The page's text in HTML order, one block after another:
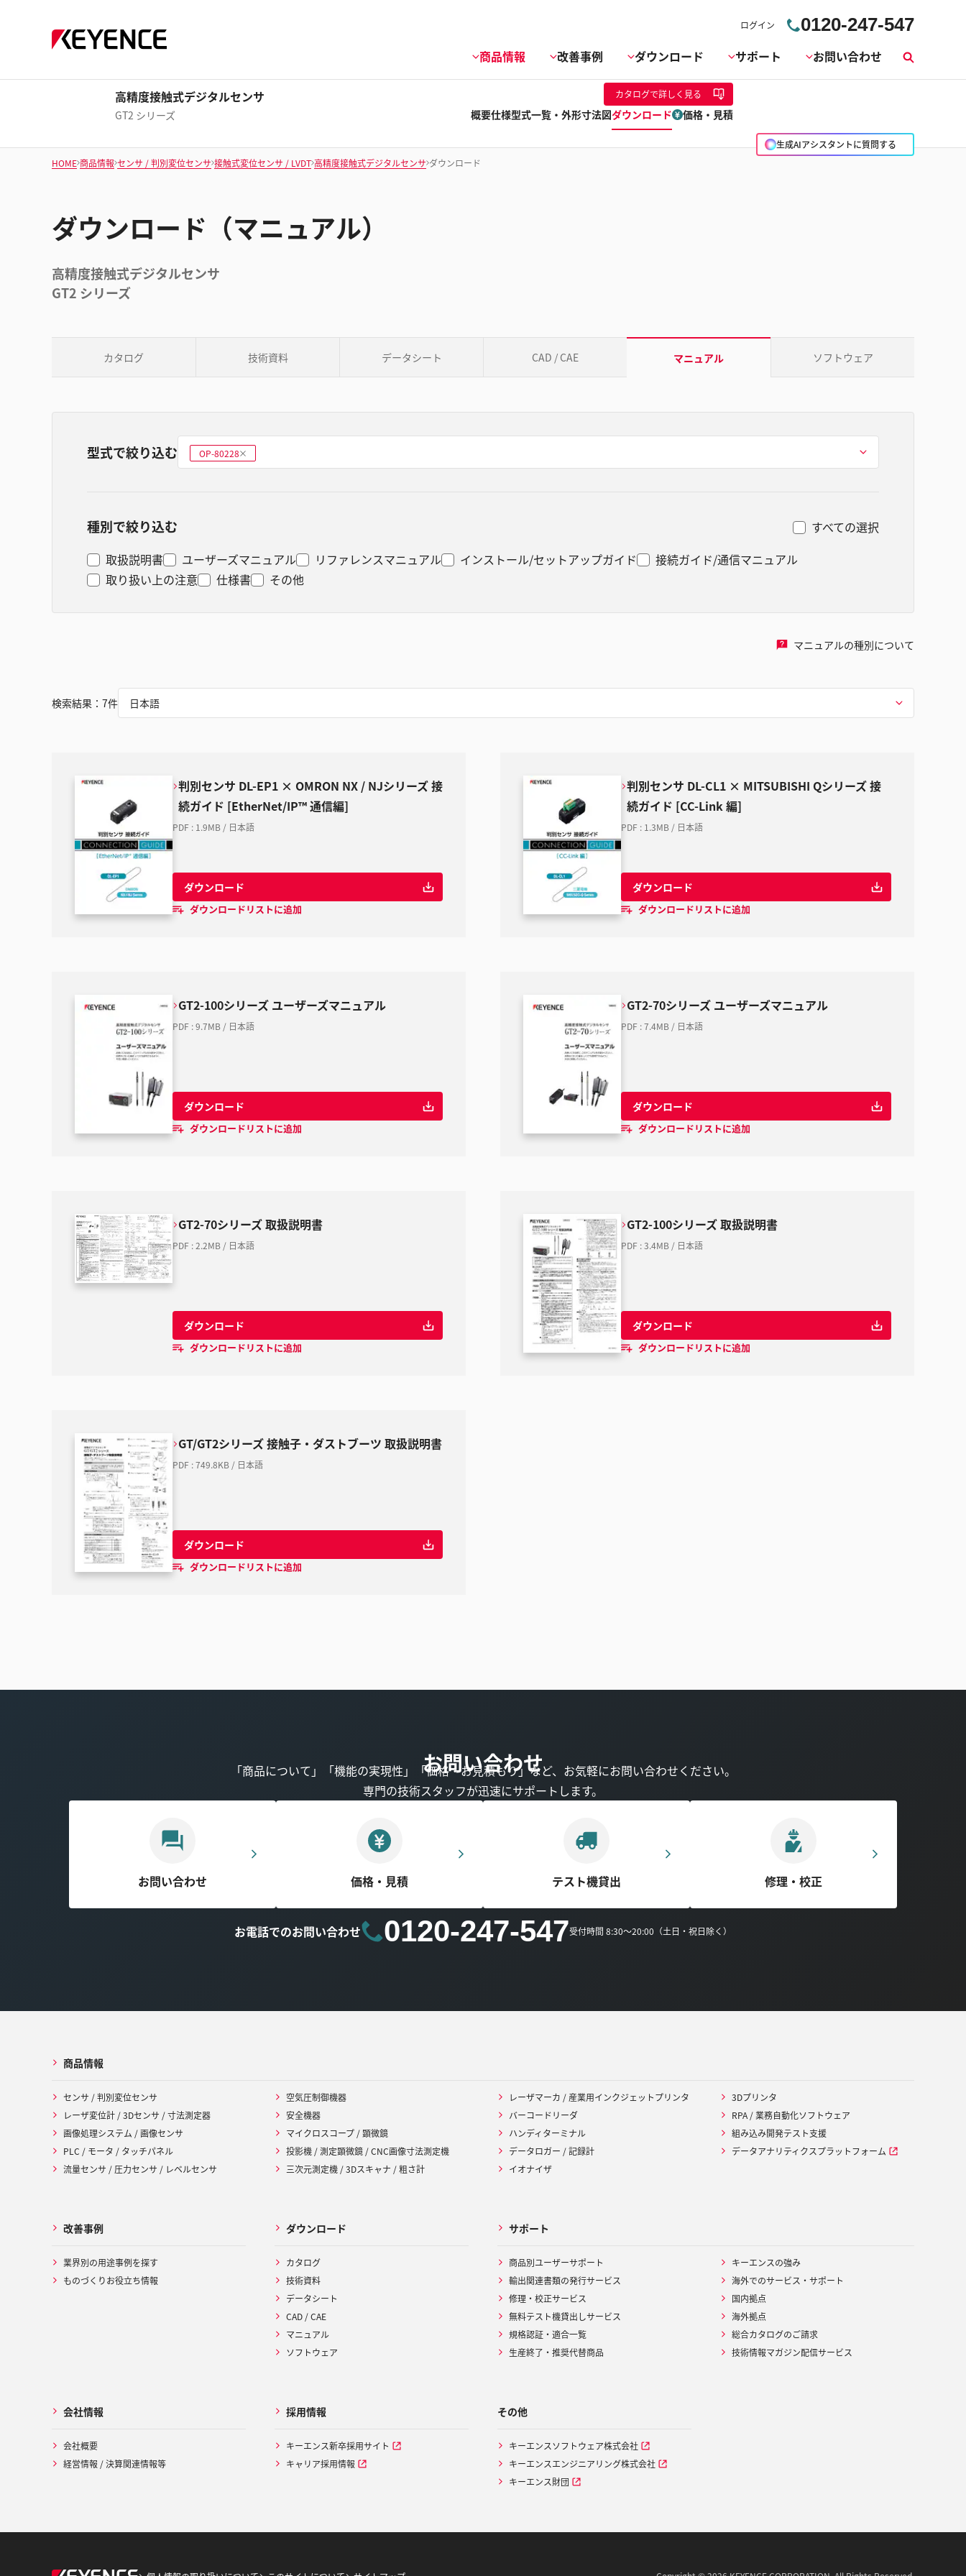
ログイン 0120-247-547
商品情報 改善事例 ダウンロード サポート お問い合わせ
索
高精度接触式デジタルセンサ
GT2 シリーズ
生成AIアシスタントに質問する
カタログで詳しく見る
概要仕様型式一覧・外形寸法図ダウンロード 価格・見積
HOME 商品情報 センサ / 判別変位センサ 接触式変位センサ / LVDT 高精度接触式デジタルセンサ ダウンロード
ダウンロード（マニュアル）
高精度接触式デジタルセンサ
GT2 シリーズ
カタログ 技術資料 データシート CAD / CAE マニュアル ソフトウェア
型式で絞り込む 型式を選ぶ
OP-80228削
除
種別で絞り込む
取扱説明書 ユーザーズマニュアル リファレンスマニュアル インストール/セットアップガイド
接続ガイド/通信マニュアル
取り扱い上の注意
仕様書 その他
すべての選択
マニュアルの種別について
検索結果： 7件 日本語
判別センサ DL-EP1 × OMRON NX / NJシリーズ 接
続ガイド [EtherNet/IP™ 通信編]
PDF : 1.9MB / 日本語
ダウンロード
ダウンロードリストに追加
判別センサ DL-CL1 × MITSUBISHI Qシリーズ 接
続ガイド [CC-Link 編]
PDF : 1.3MB / 日本語
ダウンロード
ダウンロードリストに追加
GT2-100シリーズ ユーザーズマニュアル
PDF :9.7MB / 日本語
ダウンロード
ダウンロードリストに追加
GT2-70シリーズ ユーザーズマニュアル
PDF :7.4MB / 日本語
ダウンロード
ダウンロードリストに追加
GT2-70シリーズ 取扱説明書
PDF :2.2MB / 日本語
ダウンロード
ダウンロードリストに追加
GT2-100シリーズ 取扱説明書
PDF :3.4MB / 日本語
ダウンロード
ダウンロードリストに追加
GT/GT2シリーズ 接触子・ダストブーツ 取扱説明書
PDF :749.8KB / 日本語
ダウンロード
ダウンロードリストに追加
お問い合わせ
「商品について」「機能の実現性」「価格・お見積もり」など、お気軽にお問い合わせください。
専門の技術スタッフが迅速にサポートします。
お問い合わせ 価格・見積 テスト機貸出 修理・校正
お電話でのお問い合わせ 0120-247-547受付時間 8:30～20:00（土日・祝日除く）
商品情報
センサ / 判別変位センサ
レーザ変位計 / 3Dセンサ / 寸法測定器
画像処理システム / 画像センサ
PLC / モータ / タッチパネル
流量センサ / 圧力センサ / レベルセンサ
空気圧制御機器
安全機器
マイクロスコープ / 顕微鏡
投影機 / 測定顕微鏡 / CNC画像寸法測定機
三次元測定機 / 3Dスキャナ / 粗さ計
レーザマーカ / 産業用インクジェットプリンタ
バーコードリーダ
ハンディターミナル
データロガー / 記録計
イオナイザ
3Dプリンタ
RPA / 業務自動化ソフトウェア
組み込み開発テスト支援
データアナリティクスプラットフォーム
改善事例
業界別の用途事例を探す
ものづくりお役立ち情報
ダウンロード
カタログ
技術資料
データシート
CAD / CAE
マニュアル
ソフトウェア
サポート
商品別ユーザーサポート
輸出関連書類の発行サービス
修理・校正サービス
無料テスト機貸出しサービス
規格認証・適合一覧
生産終了・推奨代替商品
キーエンスの強み
海外でのサービス・サポート
国内拠点
海外拠点
総合カタログのご請求
技術情報マガジン配信サービス
会社情報
会社概要
経営情報 / 決算関連情報等
採用情報
キーエンス新卒採用サイト
キャリア採用情報
その他
キーエンスソフトウェア株式会社
キーエンスエンジニアリング株式会社
キーエンス財団